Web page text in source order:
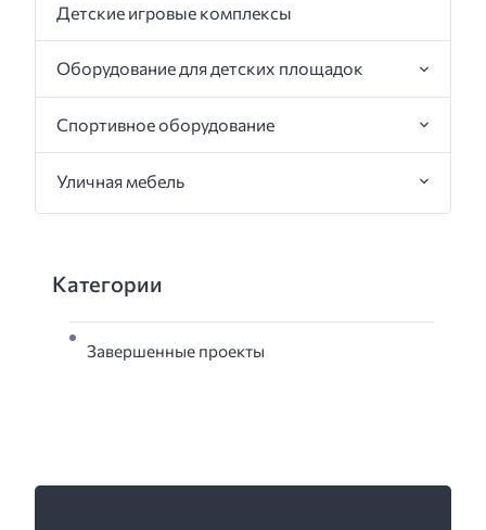
Детские игровые комплексы
Оборудование для детских площадок
Спортивное оборудование
Уличная мебель
Категории
Завершенные проекты